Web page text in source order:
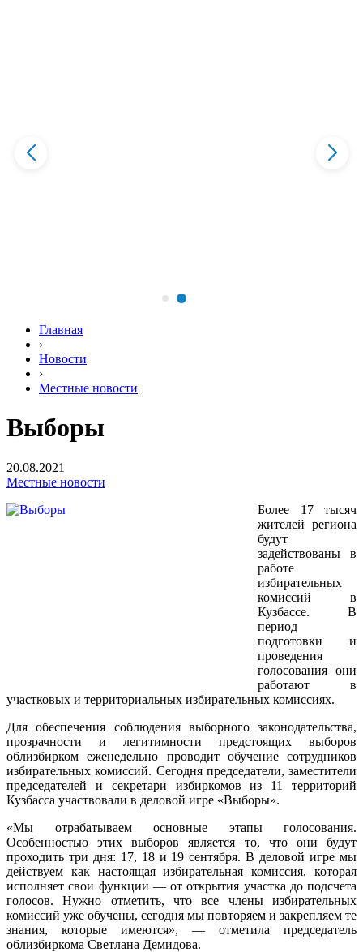
Главная
›
Новости
›
Местные новости
Выборы
20.08.2021
Местные новости
Более 17 тысяч
жителей региона
будут
задействованы в
работе
избирательных
комиссий в
Кузбассе. В
период
подготовки и
проведения
голосования они
работают в
участковых и территориальных избирательных комиссиях.
Для обеспечения соблюдения выборного законодательства,
прозрачности и легитимности предстоящих выборов
облизбирком еженедельно проводит обучение сотрудников
избирательных комиссий. Сегодня председатели, заместители
председателей и секретари избиркомов из 11 территорий
Кузбасса участвовали в деловой игре «Выборы».
«Мы отрабатываем основные этапы голосования.
Особенностью этих выборов является то, что они будут
проходить три дня: 17, 18 и 19 сентября. В деловой игре мы
действуем как настоящая избирательная комиссия, которая
исполняет свои функции — от открытия участка до подсчета
голосов. Нужно отметить, что все члены избирательных
комиссий уже обучены, сегодня мы повторяем и закрепляем те
знания, которые имеются», — отметила председатель
облизбиркома Светлана Демидова.